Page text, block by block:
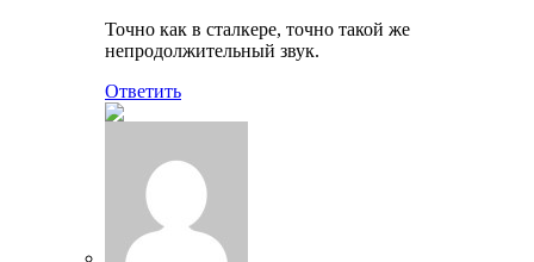
Точно как в сталкере, точно такой же
непродолжительный звук.
Ответить